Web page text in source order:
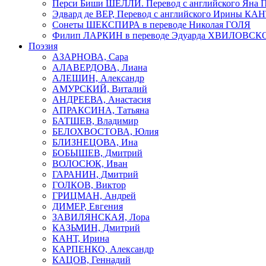
Перси Биши ШЕЛЛИ. Перевод с английского
Эдвард де ВЕР, Перевод с английского Ирины
Сонеты ШЕКСПИРА в переводе Николая ГОЛЯ
Филип ЛАРКИН в переводе Эдуарда
Поэзия
АЗАРНОВА, Сара
АЛАВЕРДОВА, Лиана
АЛЕШИН, Александр
АМУРСКИЙ, Виталий
АНДРЕЕВА, Анастасия
АПРАКСИНА, Татьяна
БАТШЕВ, Владимир
БЕЛОХВОСТОВА, Юлия
БЛИЗНЕЦОВА, Ина
БОБЫШЕВ, Дмитрий
ВОЛОСЮК, Иван
ГАРАНИН, Дмитрий
ГОЛКОВ, Виктор
ГРИЦМАН, Андрей
ДИМЕР, Евгения
ЗАВИЛЯНСКАЯ, Лора
КАЗЬМИН, Дмитрий
КАНТ, Ирина
КАРПЕНКО, Александр
КАЦОВ, Геннадий